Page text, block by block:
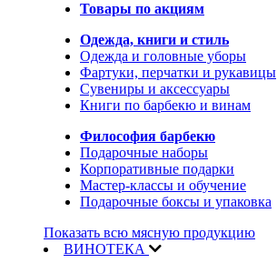
Товары по акциям
Одежда, книги и стиль
Одежда и головные уборы
Фартуки, перчатки и рукавицы
Сувениры и аксессуары
Книги по барбекю и винам
Философия барбекю
Подарочные наборы
Корпоративные подарки
Мастер-классы и обучение
Подарочные боксы и упаковка
Показать всю мясную продукцию
ВИНОТЕКА